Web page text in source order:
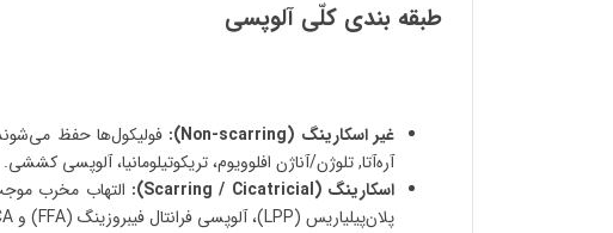
طبقه‌ بندی کلّی آلوپسی
غیر اسکارینگ (Non‑scarring):
فولیکول‌ها حفظ
آره‌آتا, تلوژن/آناژن افلوویوم، تریکوتیلومانیا، آلوپسی کششی.
اسکارینگ (Scarring / Cicatricial):
التهاب مخرب
پلان‌پیلیاریس (LPP)، آلوپسی فرانتال فیبروزینگ (FFA) و CCCA. هدف درمان در این گروه